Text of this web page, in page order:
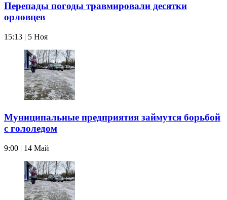
Перепады погоды травмировали десятки
орловцев
15:13 | 5 Ноя
Муниципальные предприятия займутся борьбой
с гололедом
9:00 | 14 Май